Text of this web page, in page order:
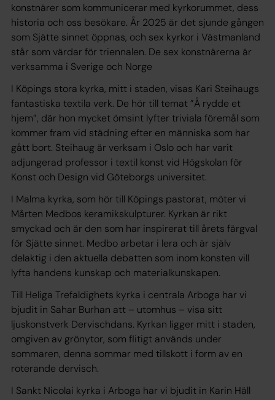
konstnärer som kommunicerar med kyrkorummet, dess
historia och oss besökare. År 2025 är det sjunde gången
som Sjätte sinnet öppnas, och sex kyrkor i Västmanland
står som värdar för triennalen. De sex konstnärerna är
verksamma i Sverige och Norge
I Köpings stora kyrka, mitt i staden, visas Kari Steihaugs
fantastiska textila verk. De hör till temat ”Å rydde et
hjem”, där hon mycket ömsint lyfter triviala föremål som
kommer fram vid städning efter en människa som har
gått bort. Steihaug är verksam i Oslo och har varit
adjungerad professor i textil konst vid Högskolan för
Konst och Design vid Göteborgs universitet.
I Malma kyrka, som hör till Köpings pastorat, möter vi
Mårten Medbos keramikskulpturer. Kyrkan är rikt
smyckad och är den som har inspirerat till årets färgval
för Sjätte sinnet. Medbo arbetar i lera och är själv
delaktig i den aktuella debatten som inom konsten vill
lyfta handens kunskap och materialkunskapen.
Till Heliga Trefaldighets kyrka i centrala Arboga har vi
bjudit in Sahar Burhan att – utomhus – visa sitt
ljuskonstverk Dervischdans. Kyrkan ligger mitt i staden,
omgiven av grönytor, som flitigt används under
sommaren, denna sommar med tillskott i form av en
roterande dervisch.
I Sankt Nicolai kyrka i Arboga har vi bjudit in Karin Häll